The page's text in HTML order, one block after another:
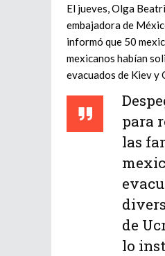
El jueves, Olga
embajadora de
informó que 50
mexicanos habían
evacuados de Kiev y
para
las
de
lo